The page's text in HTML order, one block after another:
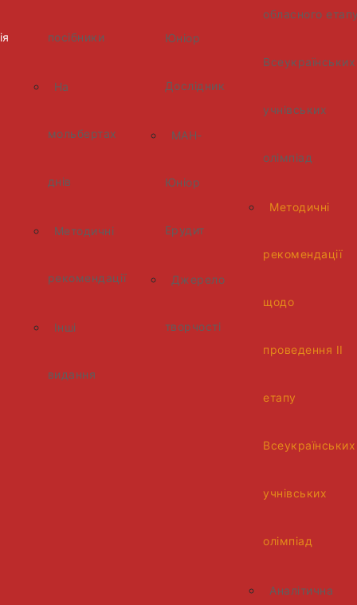
посібники
На
мольбертах
днів
Методичні
рекомендації
Інші
видання
Юніор
Дослідник
МАН-
Юніор
Ерудит
Джерело
творчості
обласного
Всеукраїнських
учнівських
олімпіад
Методичні
рекомендації
щодо
проведення ІІ
етапу
Всеукраїнських
учнівських
олімпіад
Аналітична